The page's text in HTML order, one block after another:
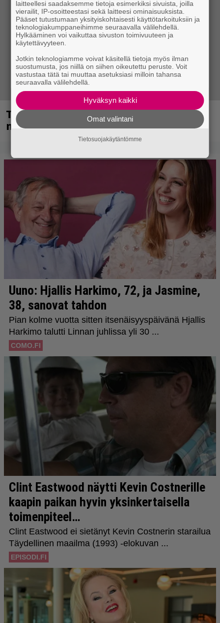
Tampereella sunnuntaina superpäivä –
nämä artistit mukana
laitteellesi saadaksemme tietoja esimerkiksi sivuista, joilla
vierailit, IP-osoitteestasi sekä laitteesi ominaisuuksista.
Pääset tutustumaan yksityiskohtaisesti käyttötarkoituksiin ja
teknologiakumppaneihimme seuraavalla välilehdellä.
Hylkääminen voi vaikuttaa sivuston toimivuuteen ja
käytettävyyteen.
Jotkin teknologiamme voivat käsitellä tietoja myös ilman
suostumusta, jos niillä on siihen oikeutettu peruste. Voit
vastustaa tätä tai muuttaa asetuksiasi milloin tahansa
seuraavalla välilehdellä.
Hyväksyn kaikki
Omat valintani
Tietosuojakäytäntömme